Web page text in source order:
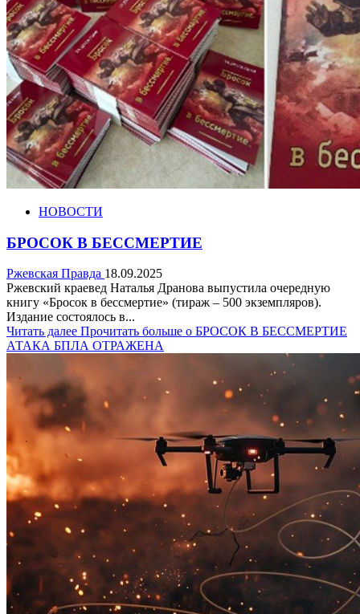
НОВОСТИ
БРОСОК В БЕССМЕРТИЕ
Ржевская Правда 18.09.2025
Ржевский краевед Наталья Дранова выпустила очередную
книгу «Бросок в бессмертие» (тираж – 500 экземпляров).
Издание состоялось в...
Читать далее Прочитать больше о БРОСОК В БЕССМЕРТИЕ
АТАКА БПЛА ОТРАЖЕНА